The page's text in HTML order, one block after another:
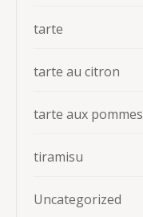
tarte
tarte au citron
tarte aux pommes
tiramisu
Uncategorized